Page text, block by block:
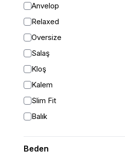
Anvelop
Relaxed
Oversize
Salaş
Kloş
Kalem
Slim Fit
Balık
Beden